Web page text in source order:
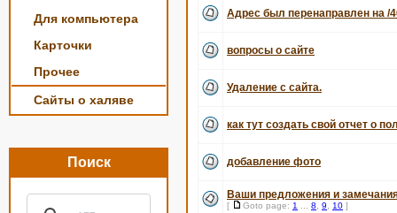
Для компьютера
Карточки
Прочее
Сайты о халяве
Поиск
Адрес был перенаправлен на /
вопросы о сайте
Удаление с сайта.
как тут создать свой отчет о
добавление фото
Ваши предложения и
[ Goto page: 1 8 9 10 ]